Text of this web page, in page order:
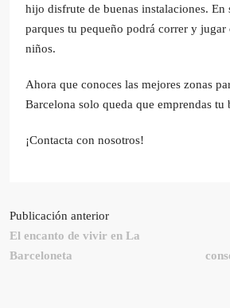
hijo disfrute de buenas instalaciones. En
parques tu pequeño podrá correr y jugar
niños.
Ahora que conoces las mejores zonas
Barcelona solo queda que emprendas tu
¡Contacta con nosotros!
Publicación anterior
El encanto de vivir en La
Barceloneta